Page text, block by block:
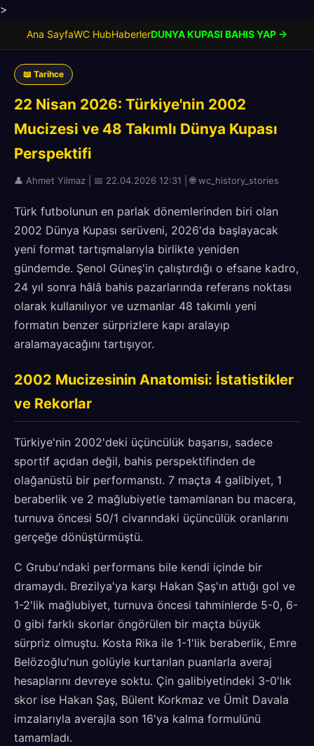
>
Ana SayfaWC HubHaberlerDUNYA KUPASI BAHIS YAP →
📖 Tarihce
22 Nisan 2026: Türkiye'nin 2002
Mucizesi ve 48 Takımlı Dünya Kupası
Perspektifi
👤 Ahmet Yilmaz | 📅 22.04.2026 12:31 | 🌐 wc_history_stories
Türk futbolunun en parlak dönemlerinden biri olan
2002 Dünya Kupası serüveni, 2026'da başlayacak
yeni format tartışmalarıyla birlikte yeniden
gündemde. Şenol Güneş'in çalıştırdığı o efsane kadro,
24 yıl sonra hâlâ bahis pazarlarında referans noktası
olarak kullanılıyor ve uzmanlar 48 takımlı yeni
formatın benzer sürprizlere kapı aralayıp
aralamayacağını tartışıyor.
2002 Mucizesinin Anatomisi: İstatistikler
ve Rekorlar
Türkiye'nin 2002'deki üçüncülük başarısı, sadece
sportif açıdan değil, bahis perspektifinden de
olağanüstü bir performanstı. 7 maçta 4 galibiyet, 1
beraberlik ve 2 mağlubiyetle tamamlanan bu macera,
turnuva öncesi 50/1 civarındaki üçüncülük oranlarını
gerçeğe dönüştürmüştü.
C Grubu'ndaki performans bile kendi içinde bir
dramaydı. Brezilya'ya karşı Hakan Şaş'ın attığı gol ve
1-2'lik mağlubiyet, turnuva öncesi tahminlerde 5-0, 6-
0 gibi farklı skorlar öngörülen bir maçta büyük
sürpriz olmuştu. Kosta Rika ile 1-1'lik beraberlik, Emre
Belözoğlu'nun golüyle kurtarılan puanlarla averaj
hesaplarını devreye soktu. Çin galibiyetindeki 3-0'lık
skor ise Hakan Şaş, Bülent Korkmaz ve Ümit Davala
imzalarıyla averajla son 16'ya kalma formulünü
tamamladı.